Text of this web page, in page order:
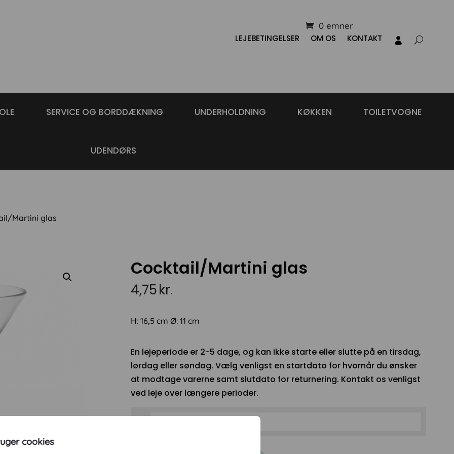
0 emner
LEJEBETINGELSER
OM OS KONTAKT
SERVICE OG BORDDÆKNING UNDERHOLDNING KØKKEN TOILETVOGNE
UDENDØRS
Martini glas
Cocktail/Martini glas
4,75kr.
H: 16,5 cm Ø: 11 cm
En lejeperiode er 2-5 dage, og kan ikke starte eller slutte på en tirsdag,
lørdag eller søndag. Vælg venligst en startdato for hvornår du ønsker
at modtage varerne samt slutdato for returnering. Kontakt os venligst
ved leje over længere perioder.
cookies